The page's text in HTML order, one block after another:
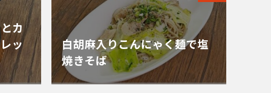
カ
ッ
白胡麻入りこんにゃく麺で塩
焼きそば